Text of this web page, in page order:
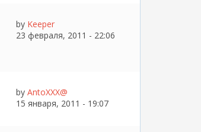
by Keeper
23 февраля, 2011 - 22:06
by AntoXXX@
15 января, 2011 - 19:07